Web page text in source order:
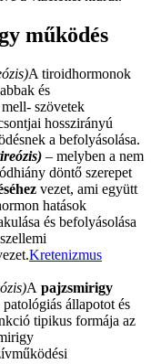
működés
A tiroidhormonok
és
szövetek
hosszirányú
a befolyásolása.
– melyben a nem
döntő szerepet
vezet, ami együtt
hatások
és befolyásolása
Kretenizmus
A pajzsmirigy
állapotot és
tipikus formája az